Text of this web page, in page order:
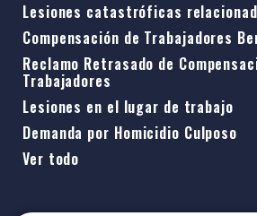
Lesiones catastróficas
Compensación de Trabajadores
Reclamo Retrasado de
Trabajadores
Lesiones en el lugar de trabajo
Demanda por Homicidio Culposo
Ver todo